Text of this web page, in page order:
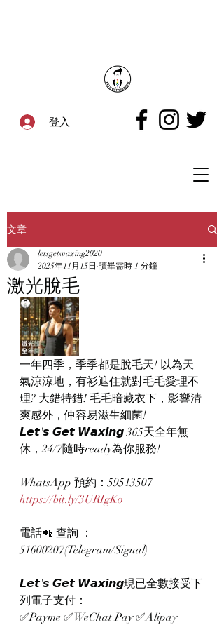
登入
文章
激光脫毛
letsgetwaxing2020
2025年11月15日 讀畢需時 1 分鐘
一年四季，季季都是脫毛天! 以為天
氣涼涼地，有衫遮住就對毛毛愛理不
理? 大錯特錯! 毛毛暗藏衣下，影響清
爽感外，仲容易滋生細菌!
𝙇𝙚𝙩'𝙨 𝙂𝙚𝙩 𝙒𝙖𝙭𝙞𝙣𝙜 365天全年無
休，24/7隨時ready為你服務!
WhatsApp 預約：59513507
https://bit.ly/3URIgKo
電話📲 查詢 ：
51600207(Telegram/Signal)
𝙇𝙚𝙩'𝙨 𝙂𝙚𝙩 𝙒𝙖𝙭𝙞𝙣𝙜現已全數接受下
列電子支付：
✅Payme ✅WeChat Pay ✅Alipay